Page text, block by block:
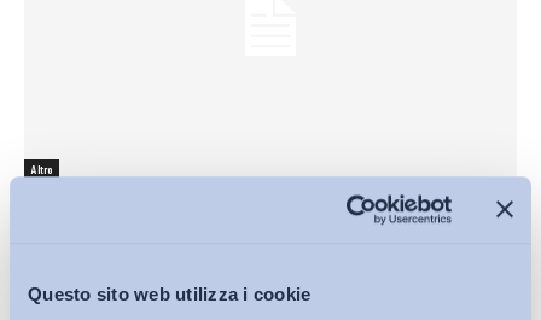
Questo sito web utilizza i cookie
Altro
Piano Giovani, l’emergenza Neet è al sud